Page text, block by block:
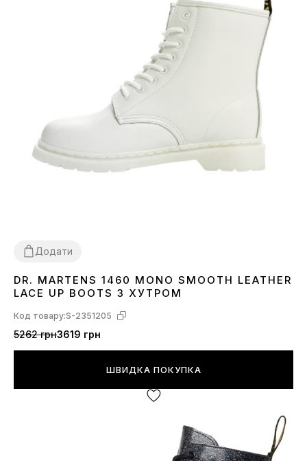
Додати
36 394041
DR. MARTENS 1460 MONO SMOOTH LEATHER
LACE UP BOOTS З ХУТРОМ
Код товару:S-2351205
5262 грн3619 грн
ШВИДКА ПОКУПКА